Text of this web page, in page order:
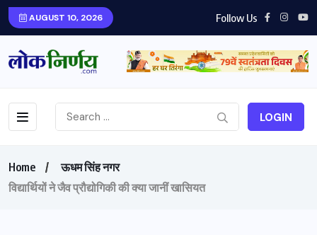
AUGUST 10, 2026 Follow Us
LOGIN
Home
ऊधम सिंह नगर
विद्यार्थियों ने जैव प्रौद्योगिकी की क्या जानीं खासियत